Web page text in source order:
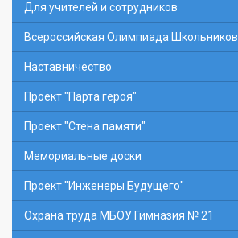
Для учителей и сотрудников
Всероссийская Олимпиада Школьников
Наставничество
Проект "Парта героя"
Проект "Стена памяти"
Мемориальные доски
Проект "Инженеры Будущего"
Охрана труда МБОУ Гимназия № 21